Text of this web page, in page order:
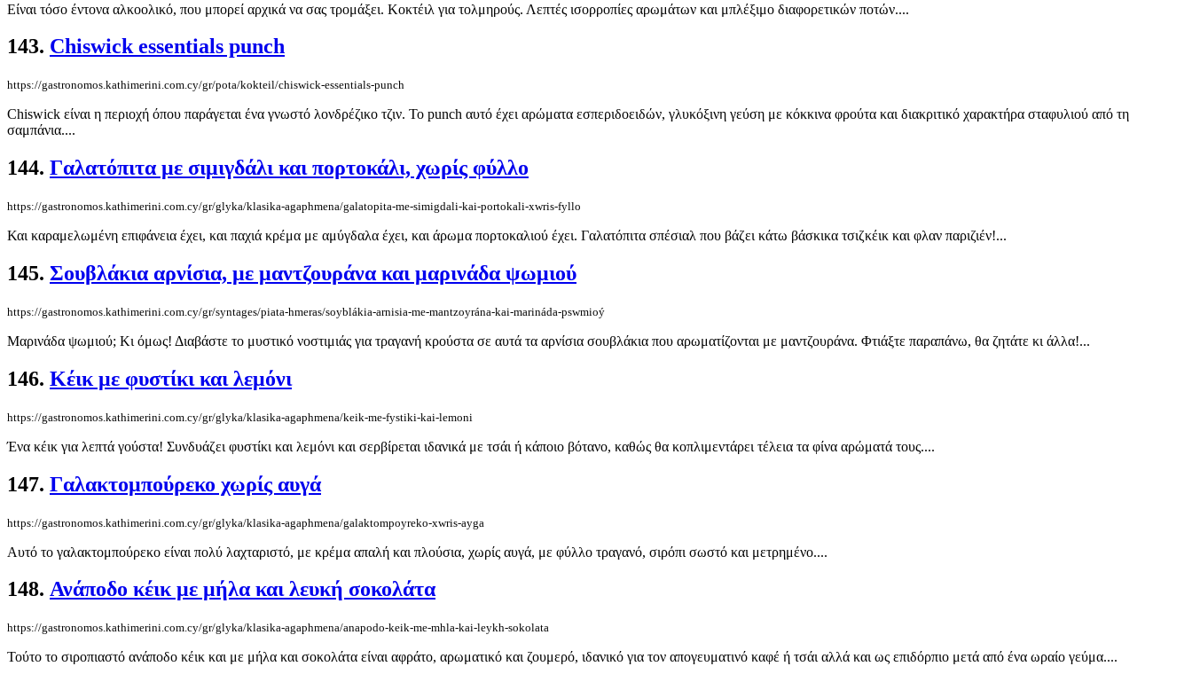
Είναι τόσο έντονα αλκοολικό, που μπορεί αρχικά να σας τρομάξει. Κοκτέιλ για τολμηρούς. Λεπτές ισορροπίες αρωμάτων και μπλέξιμο διαφορετικών ποτών....
143. Chiswick essentials punch
https://gastronomos.kathimerini.com.cy/gr/pota/kokteil/chiswick-essentials-punch
Chiswick είναι η περιοχή όπου παράγεται ένα γνωστό λονδρέζικο τζιν. Το punch αυτό έχει αρώματα εσπεριδοειδών, γλυκόξινη γεύση με κόκκινα φρούτα και διακριτικό χαρακτήρα σταφυλιού από τη
σαμπάνια....
144. Γαλατόπιτα με σιμιγδάλι και πορτοκάλι, χωρίς φύλλο
https://gastronomos.kathimerini.com.cy/gr/glyka/klasika-agaphmena/galatopita-me-simigdali-kai-portokali-xwris-fyllo
Και καραμελωμένη επιφάνεια έχει, και παχιά κρέμα με αμύγδαλα έχει, και άρωμα πορτοκαλιού έχει. Γαλατόπιτα σπέσιαλ που βάζει κάτω βάσκικα τσιζκέικ και φλαν παριζιέν!...
145. Σουβλάκια αρνίσια, με μαντζουράνα και μαρινάδα ψωμιού
https://gastronomos.kathimerini.com.cy/gr/syntages/piata-hmeras/soyblákia-arnisia-me-mantzoyrána-kai-marináda-pswmioý
Μαρινάδα ψωμιού; Κι όμως! Διαβάστε το μυστικό νοστιμιάς για τραγανή κρούστα σε αυτά τα αρνίσια σουβλάκια που αρωματίζονται με μαντζουράνα. Φτιάξτε παραπάνω, θα ζητάτε κι άλλα!...
146. Κέικ με φυστίκι και λεμόνι
https://gastronomos.kathimerini.com.cy/gr/glyka/klasika-agaphmena/keik-me-fystiki-kai-lemoni
Ένα κέικ για λεπτά γούστα! Συνδυάζει φυστίκι και λεμόνι και σερβίρεται ιδανικά με τσάι ή κάποιο βότανο, καθώς θα κοπλιμεντάρει τέλεια τα φίνα αρώματά τους....
147. Γαλακτομπούρεκο χωρίς αυγά
https://gastronomos.kathimerini.com.cy/gr/glyka/klasika-agaphmena/galaktompoyreko-xwris-ayga
Αυτό το γαλακτομπούρεκο είναι πολύ λαχταριστό, με κρέμα απαλή και πλούσια, χωρίς αυγά, με φύλλο τραγανό, σιρόπι σωστό και μετρημένο....
148. Ανάποδο κέικ με μήλα και λευκή σοκολάτα
https://gastronomos.kathimerini.com.cy/gr/glyka/klasika-agaphmena/anapodo-keik-me-mhla-kai-leykh-sokolata
Τούτο το σιροπιαστό ανάποδο κέικ και με μήλα και σοκολάτα είναι αφράτο, αρωματικό και ζουμερό, ιδανικό για τον απογευματινό καφέ ή τσάι αλλά και ως επιδόρπιο μετά από ένα ωραίο γεύμα....